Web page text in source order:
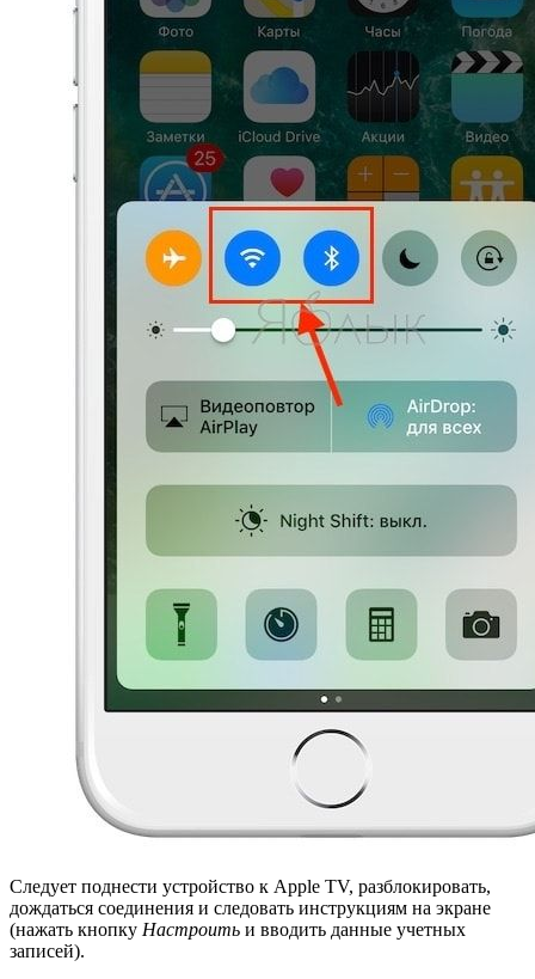
Следует поднести устройство к Apple TV, разблокировать,
дождаться соединения и следовать инструкциям на экране
(нажать кнопку Настроить и вводить данные учетных
записей).